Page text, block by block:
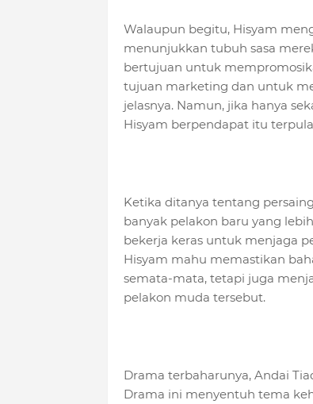
Walaupun begitu, Hisyam
menunjukkan tubuh sasa
bertujuan untuk
tujuan marketing dan untuk
jelasnya. Namun, jika hanya
Hisyam berpendapat itu
Ketika ditanya tentang
banyak pelakon baru yang
bekerja keras untuk menjaga
Hisyam mahu memastikan
semata-mata, tetapi juga
pelakon muda tersebut.
Drama terbaharunya, Andai
Drama ini menyentuh tema